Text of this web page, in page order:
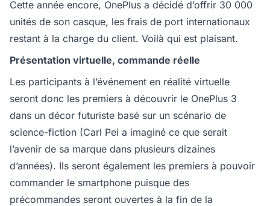
Cette année encore, OnePlus a décidé d’offrir 30 000
unités de son casque, les frais de port internationaux
restant à la charge du client. Voilà qui est plaisant.
Présentation virtuelle, commande réelle
Les participants à l’événement en réalité virtuelle
seront donc les premiers à découvrir le OnePlus 3
dans un décor futuriste basé sur un scénario de
science-fiction (Carl Pei a imaginé ce que serait
l’avenir de sa marque dans plusieurs dizaines
d’années). Ils seront également les premiers à pouvoir
commander le smartphone puisque des
précommandes seront ouvertes à la fin de la